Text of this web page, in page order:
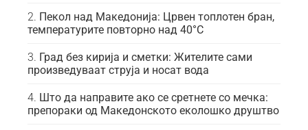
Пекол над Македонија: Црвен топлотен бран,
температурите повторно над 40°C
Град без кирија и сметки: Жителите сами
произведуваат струја и носат вода
Што да направите ако се сретнете со мечка:
препораки од Македонското еколошко друштво